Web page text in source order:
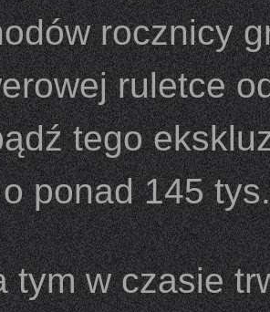
rocznicy
ruletce
tego
ponad 145
tym w czasie